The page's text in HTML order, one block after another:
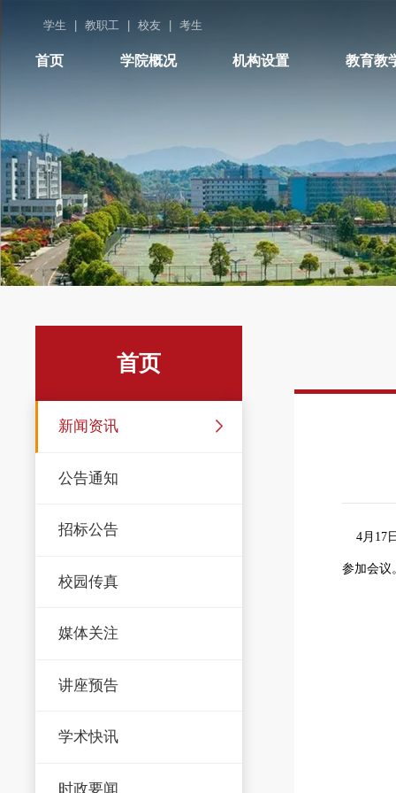
学生 教职工 校友 考生
首页 学院概况 机构设置 教育教
首页
新闻资讯
公告通知
招标公告
校园传真
媒体关注
讲座预告
学术快讯
时政要闻
4月17
参加会议